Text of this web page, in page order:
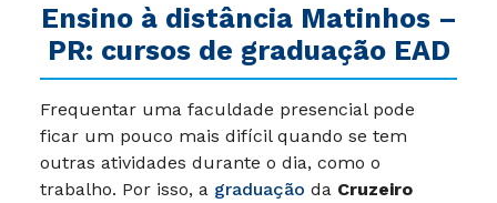
Ensino à distância Matinhos –
PR: cursos de graduação EAD
Frequentar uma faculdade presencial pode
ficar um pouco mais difícil quando se tem
outras atividades durante o dia, como o
trabalho. Por isso, a graduação da Cruzeiro